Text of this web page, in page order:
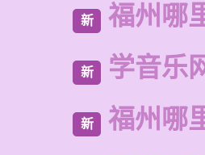
新 福州哪
新 学音乐
新 福州哪